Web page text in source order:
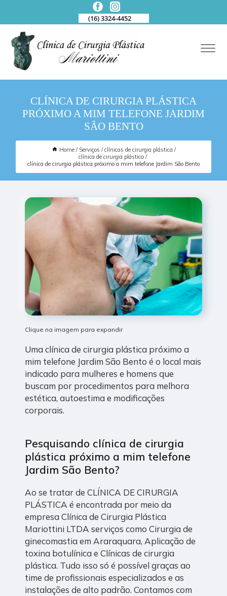
(16) 3324-4452
CLÍNICA DE CIRURGIA PLÁSTICA
PRÓXIMO A MIM TELEFONE JARDIM
SÃO BENTO
Home Serviços
clínicas de cirurgia plástica
clínica de cirurgia plástica
clínica de cirurgia plástica próximo a mim telefone Jardim São Bento
Clique na imagem para expandir
Uma clínica de cirurgia plástica próximo a
mim telefone Jardim São Bento é o local mais
indicado para mulheres e homens que
buscam por procedimentos para melhora
estética, autoestima e modificações
corporais.
Pesquisando clínica de cirurgia
plástica próximo a mim telefone
Jardim São Bento?
Ao se tratar de CLÍNICA DE CIRURGIA
PLÁSTICA é encontrada por meio da
empresa Clínica de Cirurgia Plástica
Mariottini LTDA serviços como Cirurgia de
ginecomastia em Araraquara, Aplicação de
toxina botulínica e Clínicas de cirurgia
plástica. Tudo isso só é possível graças ao
time de profissionais especializados e as
instalações de alto padrão. Contamos com